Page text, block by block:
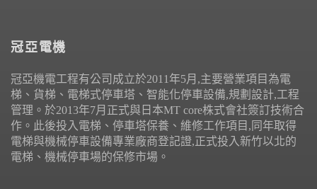
冠亞電機
冠亞機電工程有公司成立於2011年5月,主要營業項目為電
梯、貨梯、電梯式停車塔、智能化停車設備,規劃設計,工程
管理。於2013年7月正式與日本MT core株式會社簽訂技術合
作。此後投入電梯、停車塔保養、維修工作項目,同年取得
電梯與機械停車設備專業廠商登記證,正式投入新竹以北的
電梯、機械停車場的保修市場。